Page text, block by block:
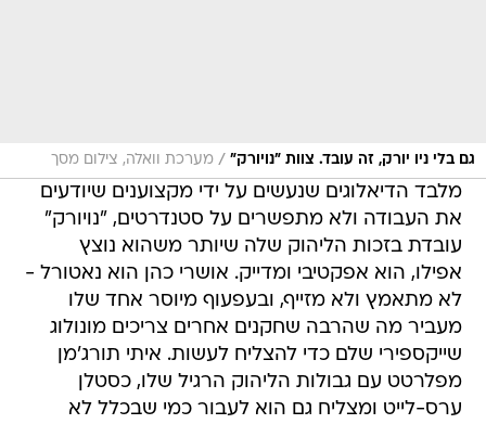
גם בלי ניו יורק, זה עובד. צוות "נויורק" / מערכת וואלה, צילום מסך
מלבד הדיאלוגים שנעשים על ידי מקצוענים שיודעים
את העבודה ולא מתפשרים על סטנדרטים, "נויורק"
עובדת בזכות הליהוק שלה שיותר משהוא נוצץ
אפילו, הוא אפקטיבי ומדייק. אושרי כהן הוא נאטורל -
לא מתאמץ ולא מזייף, ובעפעוף מיוסר אחד שלו
מעביר מה שהרבה שחקנים אחרים צריכים מונולוג
שייקספירי שלם כדי להצליח לעשות. איתי תורג'מן
מפלרטט עם גבולות הליהוק הרגיל שלו, כסטלן
ערס-לייט ומצליח גם הוא לעבור כמי שבכלל לא